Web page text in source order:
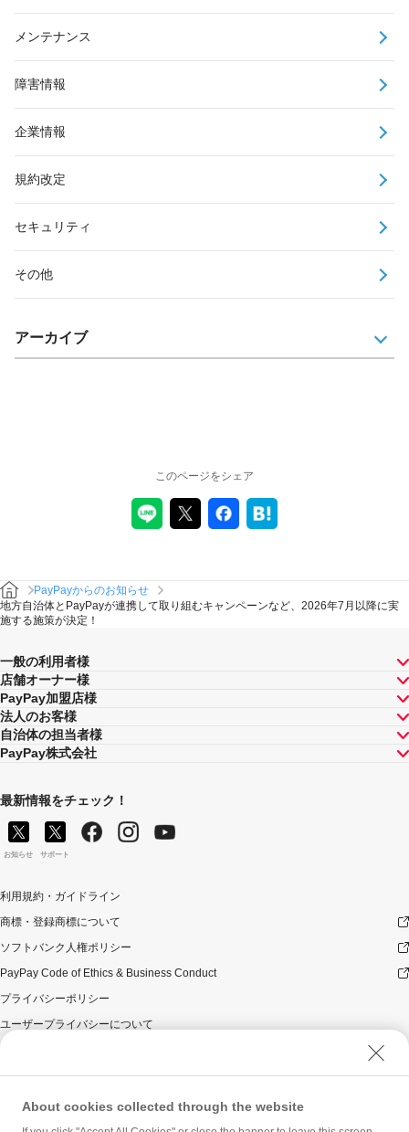
メンテナンス
障害情報
企業情報
規約改定
セキュリティ
その他
アーカイブ
このページをシェア
PayPayからのお知らせ
地方自治体とPayPayが連携して取り組むキャンペーンなど、2026年7月以降に実
施する施策が決定！
一般の利用者様
店舗オーナー様
PayPay加盟店様
法人のお客様
自治体の担当者様
PayPay株式会社
最新情報をチェック！
お知らせ サポート
利用規約・ガイドライン
商標・登録商標について
ソフトバンク人権ポリシー
PayPay Code of Ethics & Business Conduct
プライバシーポリシー
ユーザープライバシーについて
ウェブサイト利用規約
反社会的勢力に対する方針
勧誘方針
About cookies collected through the website